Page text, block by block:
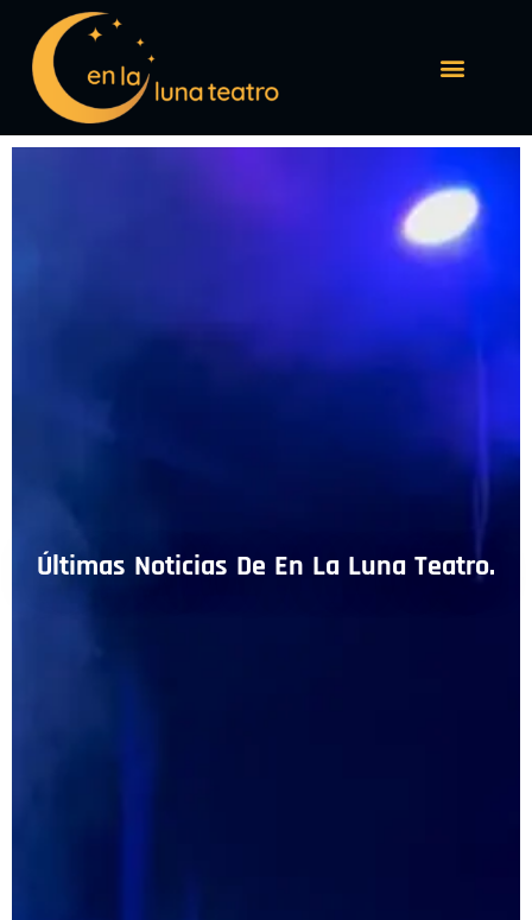
Últimas Noticias De En La Luna Teatro.